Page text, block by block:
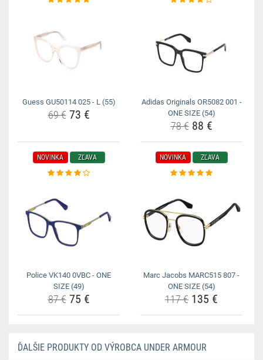
Guess GU50114 025 - L (55)
69 €73 €
Adidas Originals OR5082 001 -
ONE SIZE (54)
78 €88 €
NOVINKA ZĽAVA
Police VK140 0VBC - ONE
SIZE (49)
87 €75 €
NOVINKA ZĽAVA
Marc Jacobs MARC515 807 -
ONE SIZE (54)
117 € 135 €
ĎALŠIE PRODUKTY OD VÝROBCA UNDER ARMOUR